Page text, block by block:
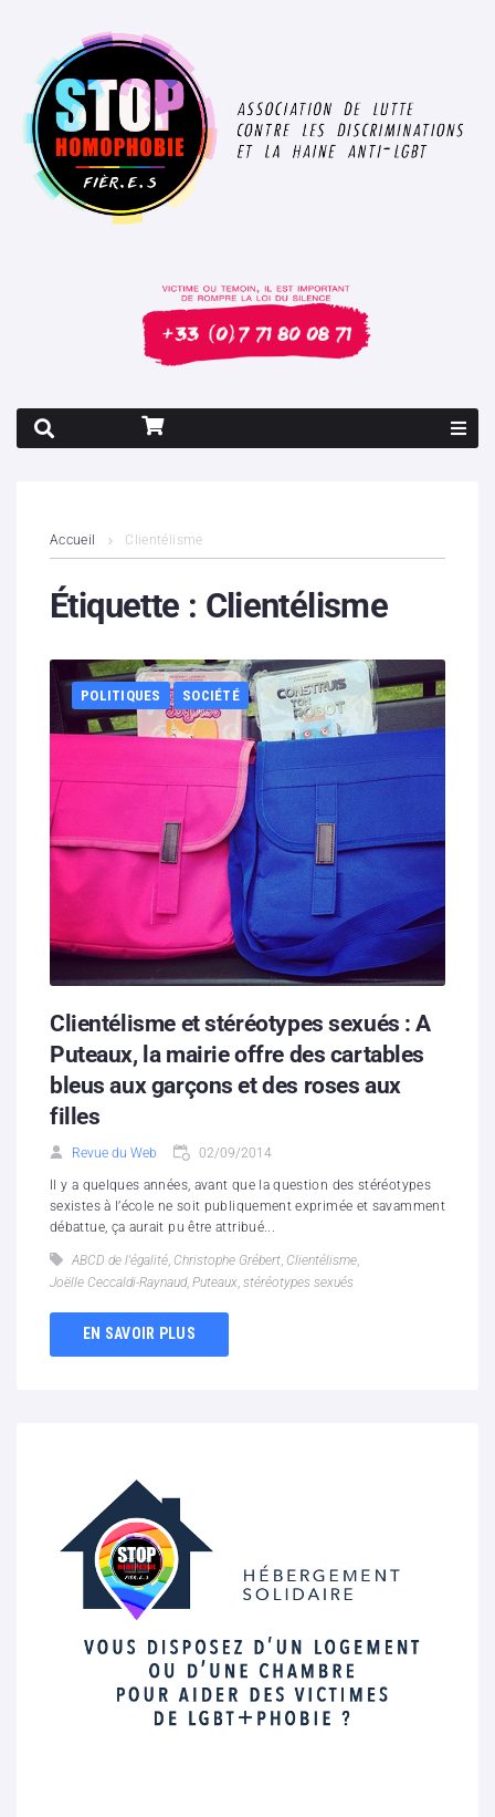
Contenus litigieux
Boutique
Contacts
Hébergement solidaire
Accueil Clientélisme
Étiquette : Clientélisme
POLITIQUES SOCIÉTÉ
Clientélisme et stéréotypes sexués : A
Puteaux, la mairie offre des cartables
bleus aux garçons et des roses aux
filles
Revue du Web 02/09/2014
Il y a quelques années, avant que la question des stéréotypes
sexistes à l’école ne soit publiquement exprimée et savamment
débattue, ça aurait pu être attribué...
ABCD de l'égalité, Christophe Grébert, Clientélisme,
Joëlle Ceccaldi-Raynaud, Puteaux, stéréotypes sexués
EN SAVOIR PLUS